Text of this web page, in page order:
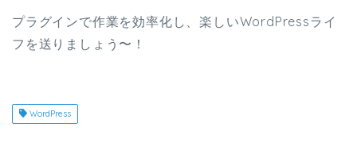
プラグインで作業を効率化し、楽しいWordPressライ
フを送りましょう〜！
WordPress